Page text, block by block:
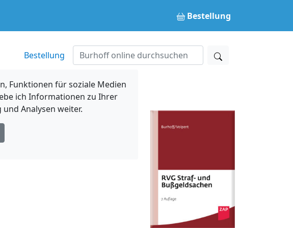
Bestellung
Bestellung
Funktionen für soziale Medien
ich Informationen zu Ihrer
Analysen weiter.